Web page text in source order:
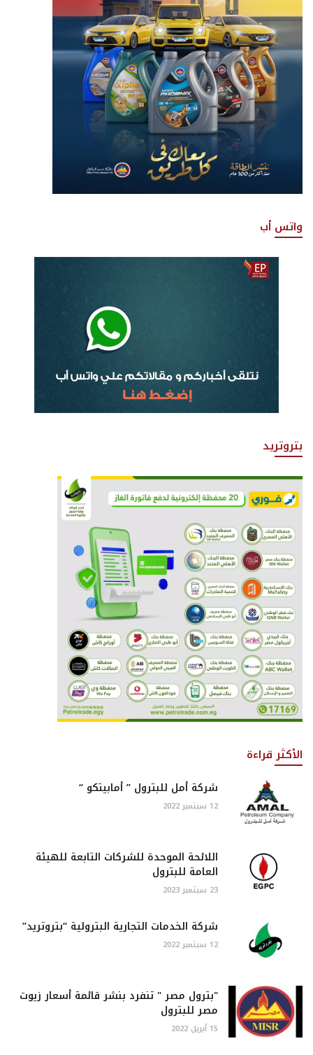
واتس أب
بتروتريد
الأكثر قراءة
شركة أمل للبترول ” أمابيتكو “
12 سبتمبر 2022
اللائحة الموحدة للشركات التابعة للهيئة
العامة للبترول
23 سبتمبر 2023
شركة الخدمات التجارية البترولية “بتروتريد”
12 سبتمبر 2022
"بترول مصر " تنفرد بنشر قائمة أسعار زيوت
مصر للبترول
15 أبريل 2022